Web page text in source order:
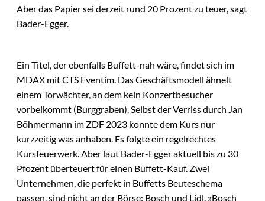
Aber das Papier sei derzeit rund 20 Prozent zu teuer, sagt
Bader-Egger.
Ein Titel, der ebenfalls Buffett-nah wäre, findet sich im
MDAX mit CTS Eventim. Das Geschäftsmodell ähnelt
einem Torwächter, an dem kein Konzertbesucher
vorbeikommt (Burggraben). Selbst der Verriss durch Jan
Böhmermann im ZDF 2023 konnte dem Kurs nur
kurzzeitig was anhaben. Es folgte ein regelrechtes
Kursfeuerwerk. Aber laut Bader-Egger aktuell bis zu 30
Pfozent überteuert für einen Buffett-Kauf. Zwei
Unternehmen, die perfekt in Buffetts Beuteschema
passen, sind nicht an der Börse: Bosch und Lidl. »Bosch